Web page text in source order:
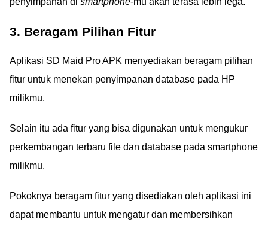
3. Beragam Pilihan Fitur
Aplikasi SD Maid Pro APK menyediakan beragam pilihan
fitur untuk menekan penyimpanan database pada HP
milikmu.
Selain itu ada fitur yang bisa digunakan untuk mengukur
perkembangan terbaru file dan database pada smartphone
milikmu.
Pokoknya beragam fitur yang disediakan oleh aplikasi ini
dapat membantu untuk mengatur dan membersihkan